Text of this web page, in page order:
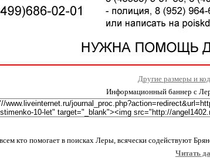
Другие размеры и
Информационный баннер с
кто помогает в поисках Леры, всячески содействуют
Читать